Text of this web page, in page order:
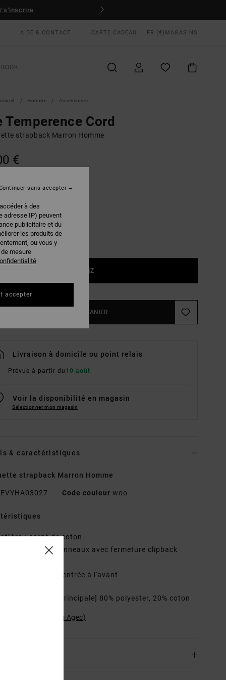
s'inscrire
AIDE & CONTACT CARTE CADEAU FR (€) MAGASINS
Homme Accessoires
Temperence Cord
strapback Marron Homme
€
Wood
1SZ
AJOUTER AU PANIER
Livraison à domicile ou point relais
Prévue à partir du 10 août
Voir la disponibilité en magasin
Sélectionner mon magasin
& caractéristiques
strapback Marron Homme
EVYHA03027 Code couleur woo
:sergé de coton
:5 panneaux avec fermeture clipback
broderie centrée à l'avant
[Matière principale] 80% polyester, 20% coton
du produit (Loi Agec)
à des
adresse IP) peuvent
publicitaire et du
les produits de
ou vous y
mesure
sans accepter
accepter